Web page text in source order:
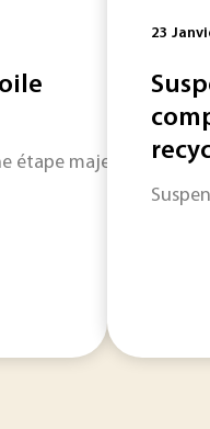
étape majeure dans
23